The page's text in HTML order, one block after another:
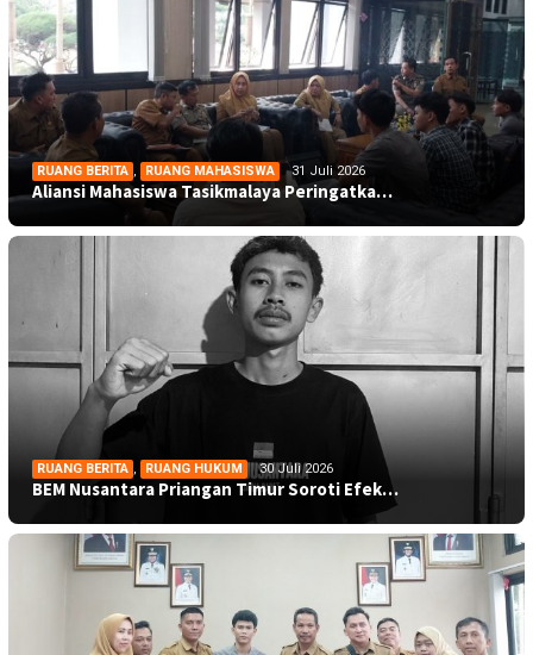
RUANG BERITA , RUANG MAHASISWA 31 Juli 2026
Aliansi Mahasiswa Tasikmalaya Peringatka…
RUANG BERITA , RUANG HUKUM 30 Juli 2026
BEM Nusantara Priangan Timur Soroti Efek…